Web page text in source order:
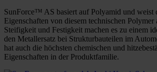
SunForce™ AS basiert auf Polyamid und weist
Eigenschaften von diesem technischen Polymer
Steifigkeit und Festigkeit machen es zu einem
den Metallersatz bei Strukturbauteilen im
hat auch die höchsten chemischen und
Eigenschaften in der Produktfamilie.